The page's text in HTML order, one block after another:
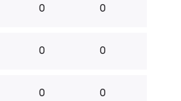
0 0
0 0
0 0